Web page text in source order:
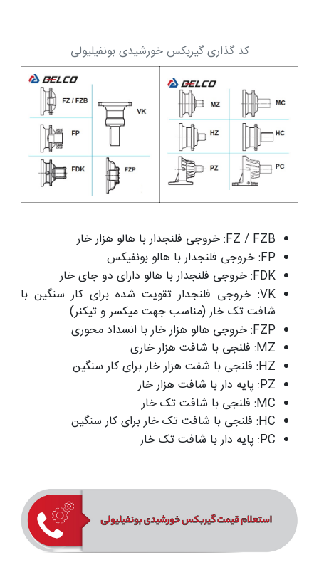
کد گذاری گیربکس خورشیدی بونفیلیولی
FZ / FZB: خروجی فلنجدار با هالو هزار خار
FP: خروجی فلنجدار با هالو بونفیکس
FDK: خروجی فلنجدار با هالو دارای دو جای خار
VK: خروجی فلنجدار تقویت شده برای کار سنگین با
شافت تک خار (مناسب جهت میکسر و تیکنر)
FZP: خروجی هالو هزار خار با انسداد محوری
MZ: فلنجی با شافت هزار خاری
HZ: فلنجی با شفت هزار خار برای کار سنگین
PZ: پایه دار با شافت هزار خار
MC: فلنجی با شافت تک خار
HC: فلنجی با شافت تک خار برای کار سنگین
PC: پایه دار با شافت تک خار